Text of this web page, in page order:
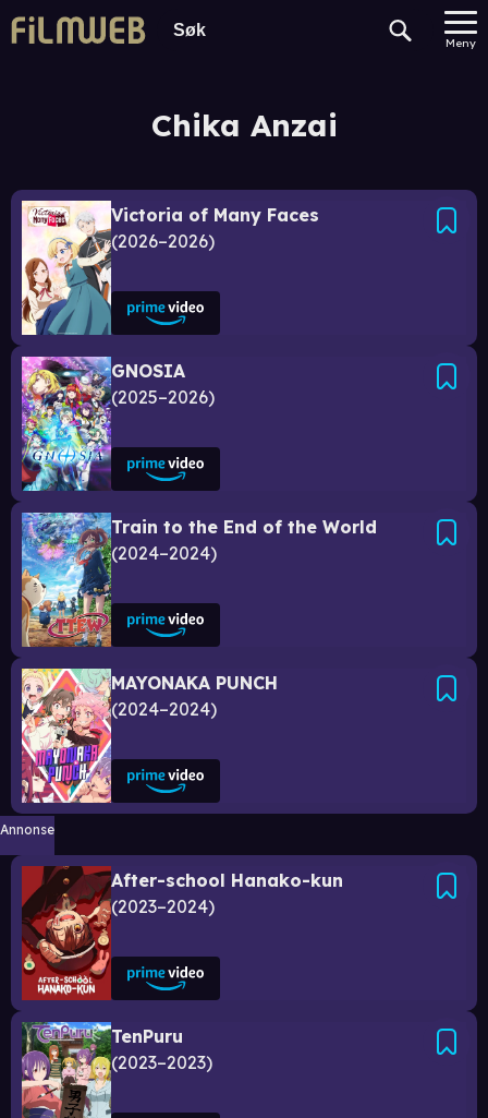
Meny
Chika Anzai
Victoria of Many Faces
2026–2026
GNOSIA
2025–2026
Train to the End of the World
2024–2024
MAYONAKA PUNCH
2024–2024
Annonse
After-school Hanako-kun
2023–2024
TenPuru
2023–2023